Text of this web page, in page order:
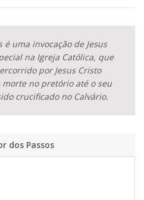
é uma invocação de Jesus
na Igreja Católica, que
por Jesus Cristo
morte no pretório até o seu
crucificado no Calvário.
dos Passos